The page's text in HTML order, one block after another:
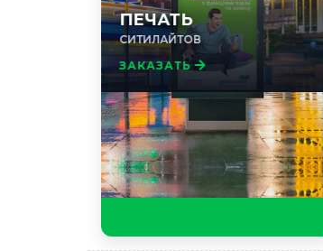
ПЕЧАТЬ
СИТИЛАЙТОВ
ЗАКАЗАТЬ